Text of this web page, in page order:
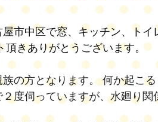
市中区で窓、キッチン、トイ
頂きありがとうございます。
の方となります。 何か起こ
２度伺っていますが、水廻り関